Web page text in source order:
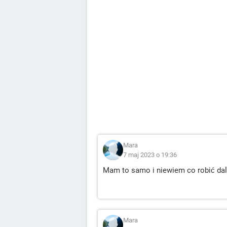
Mara
7 maj 2023 o 19:36
Mam to samo i niewiem co robić
Mara